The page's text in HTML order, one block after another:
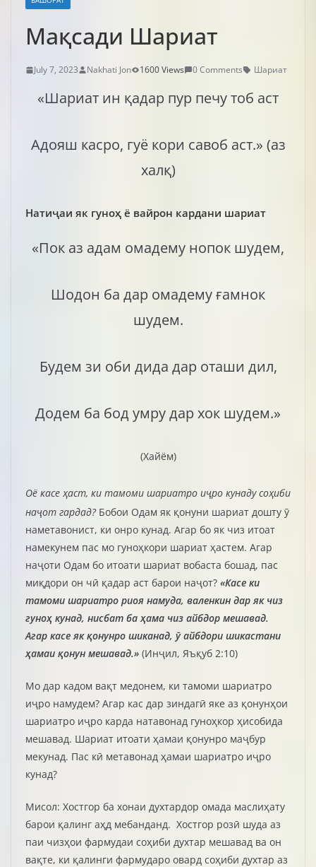
Мақсади Шариат
July 7, 2023 Nakhati Jon 1600 Views 0 Comments Шариат
«Шариат ин қадар пур печу тоб аст
Адояш касро, гуё кори савоб аст.» (аз
халқ)
Натиҷаи як гуноҳ ё вайрон кардани шариат
«Пок аз адам омадему нопок шудем,
Шодон ба дар омадему ғамнок
шудем.
Будем зи оби дида дар оташи дил,
Додем ба бод умру дар хок шудем.»
(Хайём)
Оё касе ҳаст, ки тамоми шариатро иҷро кунаду соҳиби
наҷот гардад? Бобои Одам як қонуни шариат дошту ӯ
наметавонист, ки онро кунад. Агар бо як чиз итоат
намекунем пас мо гуноҳкори шариат ҳастем. Агар
наҷоти Одам бо итоати шариат вобаста бошад, пас
миқдори он чӣ қадар аст барои наҷот? «Касе ки
тамоми шариатро риоя намуда, валенкин дар як чиз
гуноҳ кунад, нисбат ба ҳама чиз айбдор мешавад.
Агар касе як қонунро шиканад, ӯ айбдори шикастани
ҳамаи қонун мешавад.» (Инҷил, Яъқуб 2:10)
Мо дар кадом вақт медонем, ки тамоми шариатро
иҷро намудем? Агар кас дар зиндагӣ яке аз қонунҳои
шариатро иҷро карда натавонад гуноҳкор ҳисобида
мешавад. Шариат итоати ҳамаи қонунро маҷбур
мекунад. Пас кӣ метавонад ҳамаи шариатро иҷро
кунад?
Мисол: Хостгор ба хонаи духтардор омада маслиҳату
барои қалинг аҳд мебанданд. Хостгор розӣ шуда аз
паи чизҳои фармудаи соҳиби духтар мешавад ва он
вақте, ки қалинги фармударо овард соҳиби духтар аз